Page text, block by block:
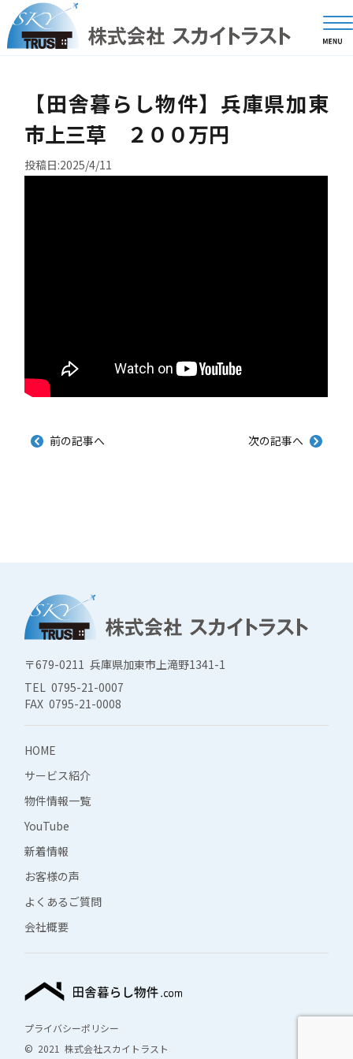
【田舎暮らし物件】兵庫県加東
市上三草 ２００万円
投稿日:2025/4/11
前の記事へ 次の記事へ
〒679-0211 兵庫県加東市上滝野1341-1
TEL 0795-21-0007
FAX 0795-21-0008
HOME
サービス紹介
物件情報一覧
YouTube
新着情報
お客様の声
よくあるご質問
会社概要
© 2021 株式会社スカイトラスト
プライバシーポリシー